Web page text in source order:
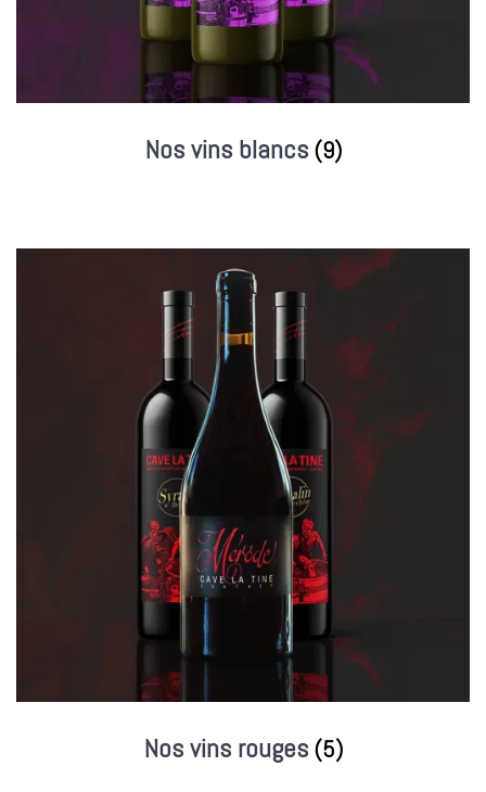
Nos vins blancs (9)
Nos vins rouges (5)